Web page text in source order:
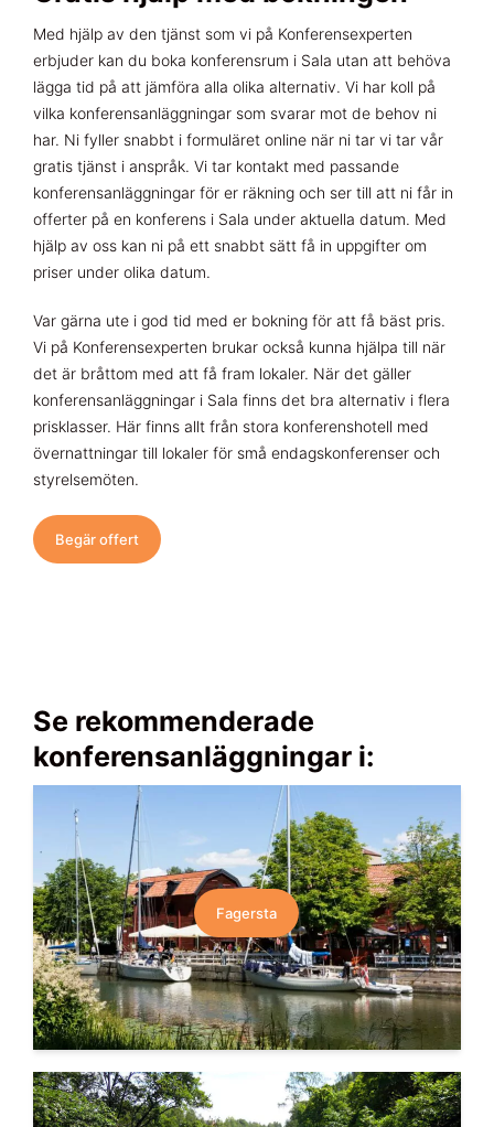
Med hjälp av den tjänst som vi på Konferensexperten
erbjuder kan du boka konferensrum i Sala utan att behöva
lägga tid på att jämföra alla olika alternativ. Vi har koll på
vilka konferensanläggningar som svarar mot de behov ni
har. Ni fyller snabbt i formuläret online när ni tar vi tar vår
gratis tjänst i anspråk. Vi tar kontakt med passande
konferensanläggningar för er räkning och ser till att ni får in
offerter på en konferens i Sala under aktuella datum. Med
hjälp av oss kan ni på ett snabbt sätt få in uppgifter om
priser under olika datum.
Var gärna ute i god tid med er bokning för att få bäst pris.
Vi på Konferensexperten brukar också kunna hjälpa till när
det är bråttom med att få fram lokaler. När det gäller
konferensanläggningar i Sala finns det bra alternativ i flera
prisklasser. Här finns allt från stora konferenshotell med
övernattningar till lokaler för små endagskonferenser och
styrelsemöten.
Begär offert
Se rekommenderade
konferensanläggningar i:
Fagersta